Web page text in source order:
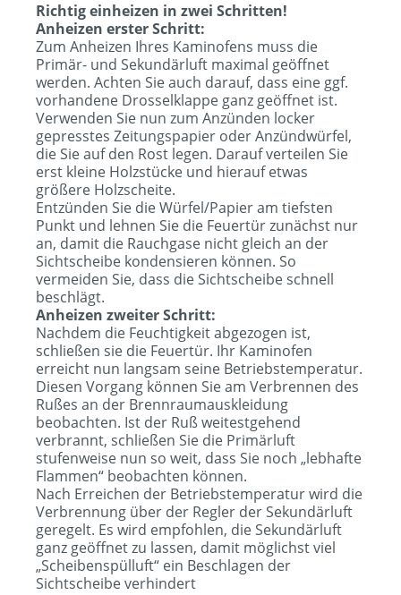
Richtig einheizen in zwei Schritten!
Anheizen erster Schritt:
Zum Anheizen Ihres Kaminofens muss die
Primär- und Sekundärluft maximal geöffnet
werden. Achten Sie auch darauf, dass eine ggf.
vorhandene Drosselklappe ganz geöffnet ist.
Verwenden Sie nun zum Anzünden locker
gepresstes Zeitungspapier oder Anzündwürfel,
die Sie auf den Rost legen. Darauf verteilen Sie
erst kleine Holzstücke und hierauf etwas
größere Holzscheite.
Entzünden Sie die Würfel/Papier am tiefsten
Punkt und lehnen Sie die Feuertür zunächst nur
an, damit die Rauchgase nicht gleich an der
Sichtscheibe kondensieren können. So
vermeiden Sie, dass die Sichtscheibe schnell
beschlägt.
Anheizen zweiter Schritt:
Nachdem die Feuchtigkeit abgezogen ist,
schließen sie die Feuertür. Ihr Kaminofen
erreicht nun langsam seine Betriebstemperatur.
Diesen Vorgang können Sie am Verbrennen des
Rußes an der Brennraumauskleidung
beobachten. Ist der Ruß weitestgehend
verbrannt, schließen Sie die Primärluft
stufenweise nun so weit, dass Sie noch „lebhafte
Flammen“ beobachten können.
Nach Erreichen der Betriebstemperatur wird die
Verbrennung über der Regler der Sekundärluft
geregelt. Es wird empfohlen, die Sekundärluft
ganz geöffnet zu lassen, damit möglichst viel
„Scheibenspülluft“ ein Beschlagen der
Sichtscheibe verhindert